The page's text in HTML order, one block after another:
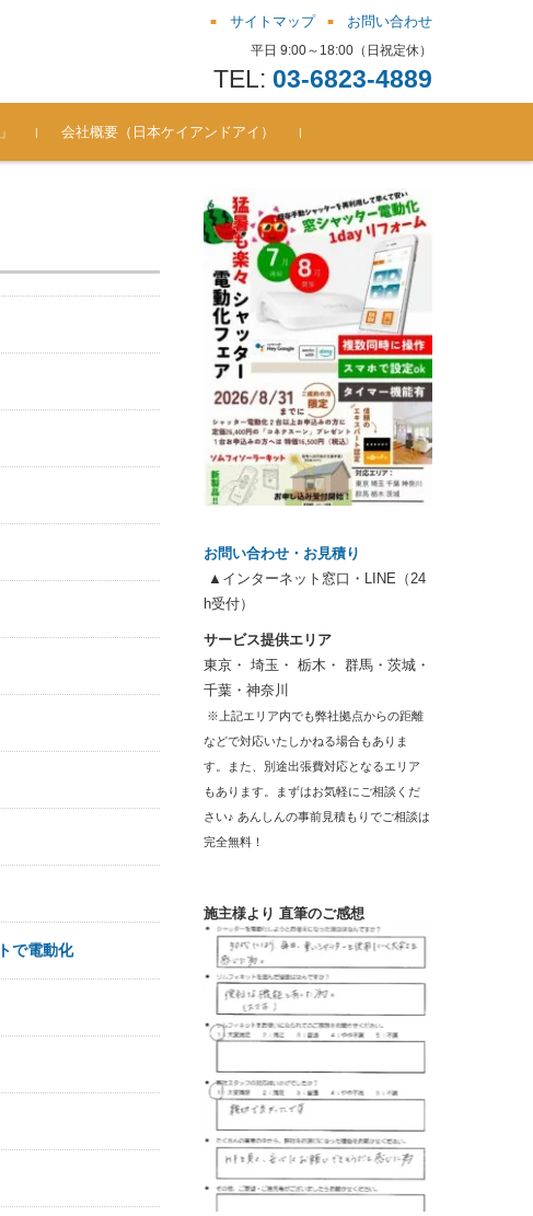
サイトマップ お問い合わせ
平日 9:00～18:00（日祝定休）
TEL: 03-6823-4889
会社概要（日本ケイアンドアイ）
ター電動化/後付通風雨戸 ほ
ムBlog（201810-201711）
ムBlog（201711-201612）
ムBlog（201612-201510）
ムBlog（201510-201410）
ムBlog（201410-201312）
ムBlog（201312-201305）
で電動化
お問い合わせ・お見積り
▲インターネット窓口・LINE（24
h受付）
サービス提供エリア
東京・ 埼玉・ 栃木・ 群馬・茨城・
千葉・神奈川
※上記エリア内でも弊社拠点からの距離
などで対応いたしかねる場合もありま
す。また、別途出張費対応となるエリア
もあります。まずはお気軽にご相談くだ
さい♪ あんしんの事前見積もりでご相談は
完全無料！
施主様より 直筆のご感想